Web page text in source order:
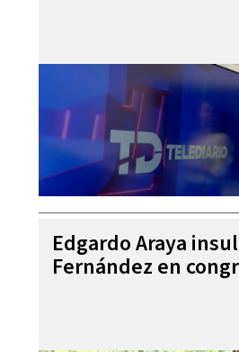
Edgardo Araya
Fernández en